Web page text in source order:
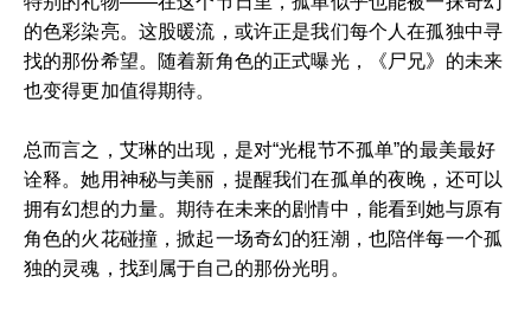
的色彩染亮。这股暖流，或许正是我们每个人在孤独中寻
找的那份希望。随着新角色的正式曝光，《尸兄》的未来
也变得更加值得期待。
总而言之，艾琳的出现，是对“光棍节不孤单”的最美最好
诠释。她用神秘与美丽，提醒我们在孤单的夜晚，还可以
拥有幻想的力量。期待在未来的剧情中，能看到她与原有
角色的火花碰撞，掀起一场奇幻的狂潮，也陪伴每一个孤
独的灵魂，找到属于自己的那份光明。